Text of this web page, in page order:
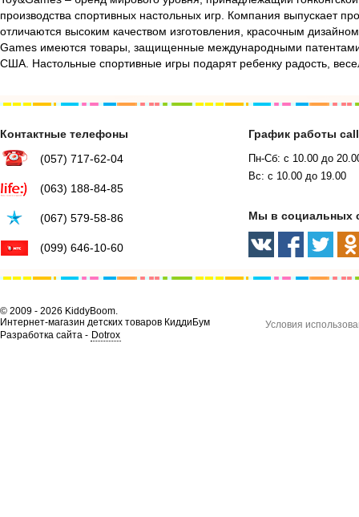
производства спортивных настольных игр. Компания выпускает
отличаются высоким качеством изготовления, красочным
Games имеются товары, защищенные международными
США. Настольные спортивные игры подарят ребенку радость,
Контактные телефоны
(057) 717-62-04
(063) 188-84-85
(067) 579-58-86
(099) 646-10-60
График работы
Пн-Сб: с 10.00 до
Вс: с 10.00 до 19.00
Мы в социальных
© 2009 - 2026 KiddyBoom.
Интернет-магазин детских товаров КиддиБум
Разработка сайта - Dotrox
Условия